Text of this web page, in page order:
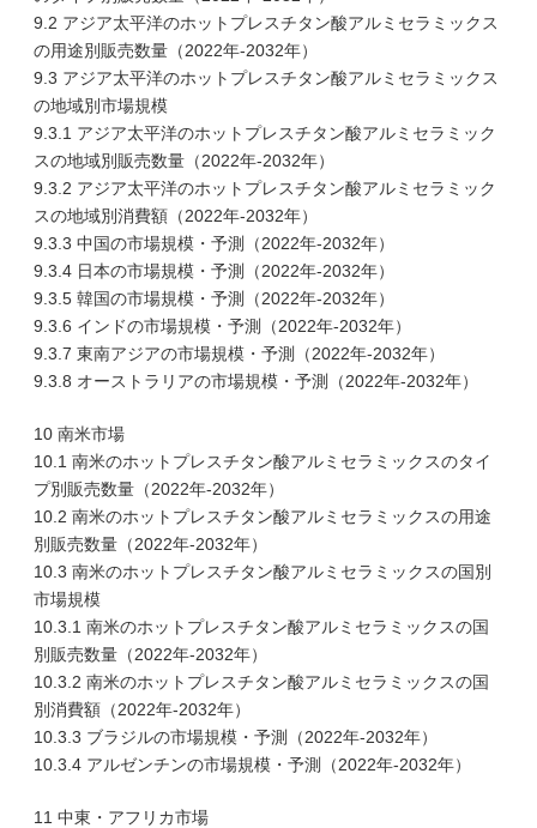
9.2 アジア太平洋のホットプレスチタン酸アルミセラミックス
の用途別販売数量（2022年-2032年）
9.3 アジア太平洋のホットプレスチタン酸アルミセラミックス
の地域別市場規模
9.3.1 アジア太平洋のホットプレスチタン酸アルミセラミック
スの地域別販売数量（2022年-2032年）
9.3.2 アジア太平洋のホットプレスチタン酸アルミセラミック
スの地域別消費額（2022年-2032年）
9.3.3 中国の市場規模・予測（2022年-2032年）
9.3.4 日本の市場規模・予測（2022年-2032年）
9.3.5 韓国の市場規模・予測（2022年-2032年）
9.3.6 インドの市場規模・予測（2022年-2032年）
9.3.7 東南アジアの市場規模・予測（2022年-2032年）
9.3.8 オーストラリアの市場規模・予測（2022年-2032年）
10 南米市場
10.1 南米のホットプレスチタン酸アルミセラミックスのタイ
プ別販売数量（2022年-2032年）
10.2 南米のホットプレスチタン酸アルミセラミックスの用途
別販売数量（2022年-2032年）
10.3 南米のホットプレスチタン酸アルミセラミックスの国別
市場規模
10.3.1 南米のホットプレスチタン酸アルミセラミックスの国
別販売数量（2022年-2032年）
10.3.2 南米のホットプレスチタン酸アルミセラミックスの国
別消費額（2022年-2032年）
10.3.3 ブラジルの市場規模・予測（2022年-2032年）
10.3.4 アルゼンチンの市場規模・予測（2022年-2032年）
11 中東・アフリカ市場